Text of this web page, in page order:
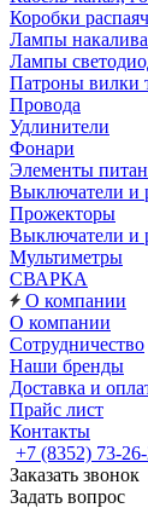
Коробки
Лампы
Лампы
Патроны вилки
Провода
Удлинители
Фонари
Элементы
Выключатели и
Прожекторы
Выключатели и
Мультиметры
СВАРКА
О компании
О компании
Сотрудничество
Наши бренды
Доставка и
Прайс лист
Контакты
+7 (8352) 73-
Заказать звонок
Задать вопрос